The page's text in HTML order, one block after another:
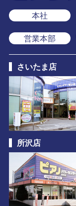
本社
営業本部
さいたま店
所沢店